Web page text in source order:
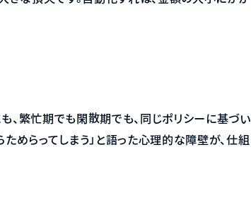
、繁忙期でも閑散期でも、同じポリシーに基づい
めらってしまう」と語った心理的な障壁が、仕組